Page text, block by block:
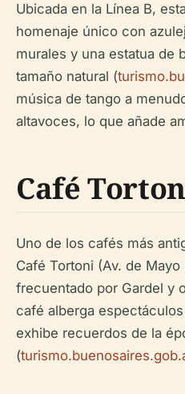
Ubicada en la Línea B,
homenaje único con
murales y una estatua de
tamaño natural (
música de tango a
altavoces, lo que añade
Café
Uno de los cafés más
Café Tortoni (Av. de
frecuentado por Gardel y
café alberga
exhibe recuerdos de la
(